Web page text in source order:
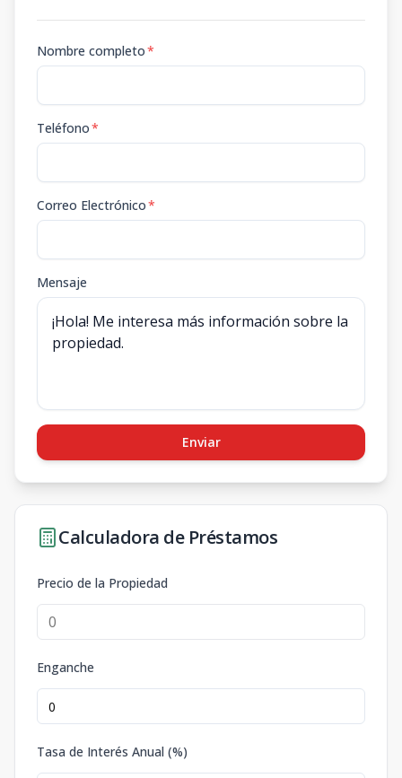
Nombre completo*
Teléfono*
Correo Electrónico*
Mensaje
Enviar
Calculadora de Préstamos
Precio de la Propiedad
Enganche
Tasa de Interés Anual (%)